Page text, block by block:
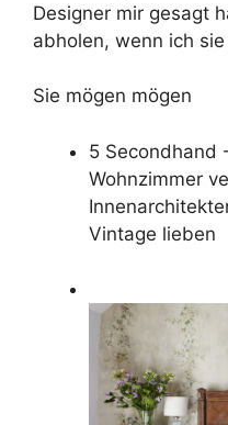
Designer mir gesagt
abholen, wenn ich
Sie mögen mögen
5 Secondhand
Wohnzimmer
Vintage lieben